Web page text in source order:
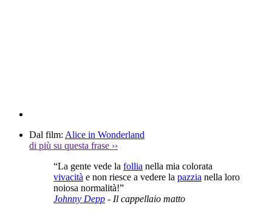
Dal film: Alice in Wonderland
di più su questa frase ››
“La gente vede la follia nella mia colorata
vivacità e non riesce a vedere la pazzia nella loro
noiosa normalità!”
Johnny Depp - Il cappellaio matto